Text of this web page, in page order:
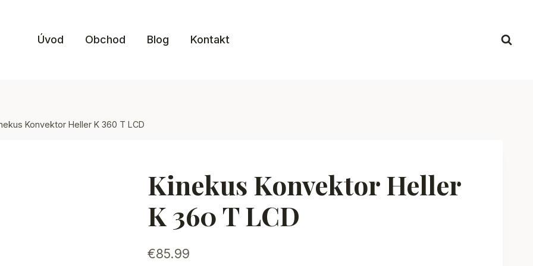
Úvod Obchod Blog Kontakt
Konvektor Heller K 360 T LCD
Kinekus Konvektor Heller
K 360 T LCD
€85.99